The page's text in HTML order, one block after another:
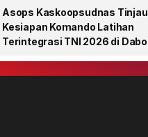
Asops Kaskoopsudnas Tinjau
Kesiapan Komando Latihan
Terintegrasi TNI 2026 di Dabo